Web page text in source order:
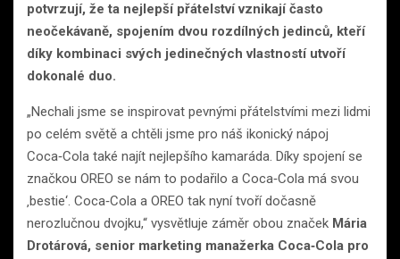
potvrzují, že ta nejlepší přátelství vznikají často
neočekávaně, spojením dvou rozdílných jedinců, kteří
díky kombinaci svých jedinečných vlastností utvoří
dokonalé duo.
„Nechali jsme se inspirovat pevnými přátelstvími mezi lidmi
po celém světě a chtěli jsme pro náš ikonický nápoj
Coca‑Cola také najít nejlepšího kamaráda. Díky spojení se
značkou OREO se nám to podařilo a Coca‑Cola má svou
‚bestie‘. Coca‑Cola a OREO tak nyní tvoří dočasně
nerozlučnou dvojku,“ vysvětluje záměr obou značek Mária
Drotárová, senior marketing manažerka Coca‑Cola pro